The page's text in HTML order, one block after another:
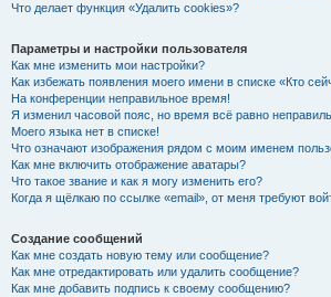
Что делает функция «Удалить cookies»?
Параметры и настройки пользователя
Как мне изменить мои настройки?
Как избежать появления моего имени в списке «Кто
На конференции неправильное время!
Я изменил часовой пояс, но время всё равно
Моего языка нет в списке!
Что означают изображения рядом с моим именем
Как мне включить отображение аватары?
Что такое звание и как я могу изменить его?
Когда я щёлкаю по ссылке «email», от меня требуют
Создание сообщений
Как мне создать новую тему или сообщение?
Как мне отредактировать или удалить сообщение?
Как мне добавить подпись к своему сообщению?